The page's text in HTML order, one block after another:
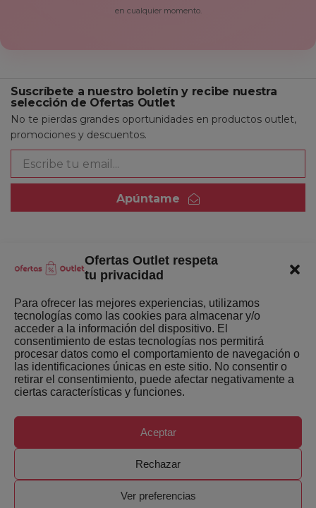
Ofertas Outlet respeta
tu privacidad
Para ofrecer las mejores experiencias, utilizamos
tecnologías como las cookies para almacenar y/o
acceder a la información del dispositivo. El
consentimiento de estas tecnologías nos permitirá
procesar datos como el comportamiento de navegación o
las identificaciones únicas en este sitio. No consentir o
retirar el consentimiento, puede afectar negativamente a
ciertas características y funciones.
Aceptar
Rechazar
Ver preferencias
en cualquier momento.
Suscríbete a nuestro boletín y recibe nuestra
selección de Ofertas Outlet
No te pierdas grandes oportunidades en productos outlet,
promociones y descuentos.
Apúntame
Quienes somos
Últimas Novedades
Mejores ofertas de la semana
Ofertas-Outlet.com. Todos los derechos